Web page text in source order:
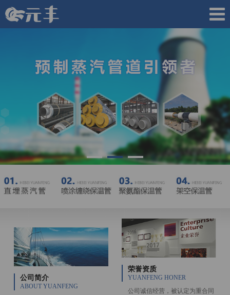
公司简介
ABOUT YUANFENG
荣誉资质
YUANFENG HONER
公司诚信经营，被认定为重合同